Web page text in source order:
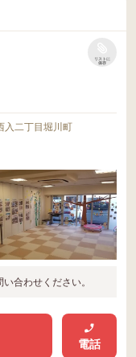
リストに
保存
入二丁目堀川町
合わせください。
電話